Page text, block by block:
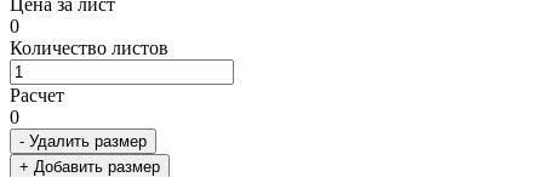
0
Количество листов
Расчет
0
- Удалить размер
+ Добавить размер